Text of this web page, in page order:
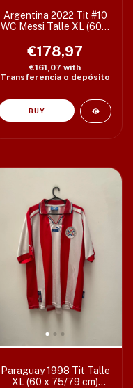
Argentina 2022 Tit #10
WC Messi Talle XL (60 x
€178,97
€161,07 with
Transferencia o depósito
Paraguay 1998 Tit Talle
XL (60 x 75/79 cm)